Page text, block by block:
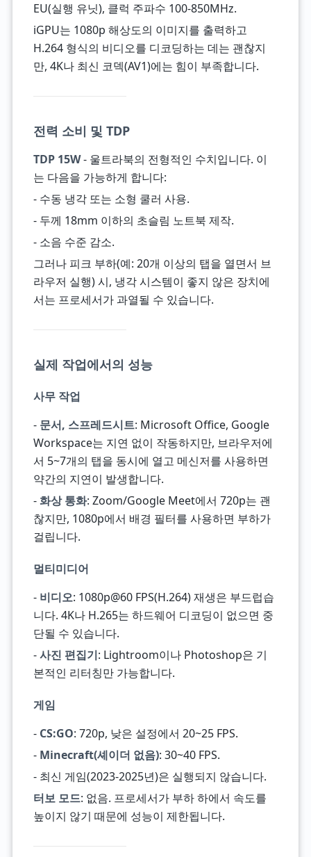
EU(실행 유닛), 클럭 주파수 100-850MHz.
iGPU는 1080p 해상도의 이미지를 출력하고
H.264 형식의 비디오를 디코딩하는 데는 괜찮지
만, 4K나 최신 코덱(AV1)에는 힘이 부족합니다.
전력 소비 및 TDP
TDP 15W- 울트라북의 전형적인 수치입니다. 이
는 다음을 가능하게 합니다:
- 수동 냉각 또는 소형 쿨러 사용.
- 두께 18mm 이하의 초슬림 노트북 제작.
- 소음 수준 감소.
그러나 피크 부하(예: 20개 이상의 탭을 열면서 브
라우저 실행) 시, 냉각 시스템이 좋지 않은 장치에
서는 프로세서가 과열될 수 있습니다.
실제 작업에서의 성능
사무 작업
- 문서, 스프레드시트: Microsoft Office, Google
Workspace는 지연 없이 작동하지만, 브라우저에
서 5~7개의 탭을 동시에 열고 메신저를 사용하면
약간의 지연이 발생합니다.
-화상 통화: Zoom/Google Meet에서 720p는 괜
찮지만, 1080p에서 배경 필터를 사용하면 부하가
걸립니다.
멀티미디어
- 비디오: 1080p@60 FPS(H.264) 재생은 부드럽습
니다. 4K나 H.265는 하드웨어 디코딩이 없으면 중
단될 수 있습니다.
-사진 편집기: Lightroom이나 Photoshop은 기
본적인 리터칭만 가능합니다.
게임
- CS:GO: 720p, 낮은 설정에서 20~25 FPS.
- Minecraft(셰이더 없음): 30~40 FPS.
- 최신 게임(2023-2025년)은 실행되지 않습니다.
터보 모드: 없음. 프로세서가 부하 하에서 속도를
높이지 않기 때문에 성능이 제한됩니다.